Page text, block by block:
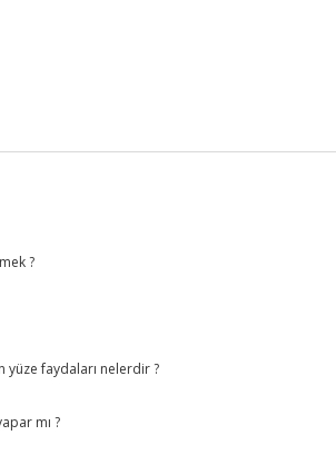
?
faydaları nelerdir ?
mı ?